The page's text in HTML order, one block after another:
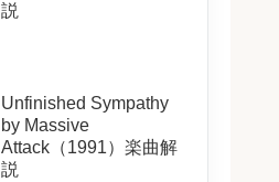
説
Unfinished Sympathy
by Massive
Attack（1991）楽曲解
説